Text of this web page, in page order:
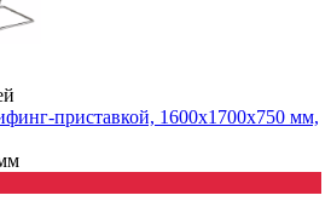
приставкой, 1600х1700х750 мм,